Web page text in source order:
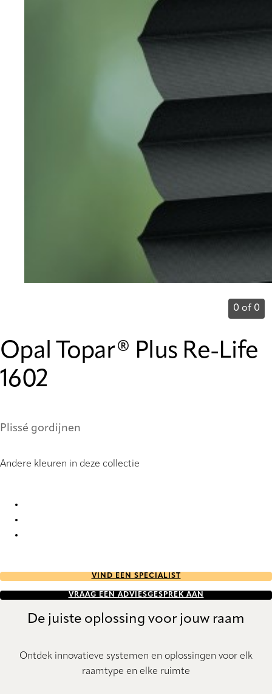
0 of 0
Opal Topar® Plus Re-Life
1602
Plissé gordijnen
Andere kleuren in deze collectie
VIND EEN SPECIALIST
VRAAG EEN ADVIESGESPREK AAN
De juiste oplossing voor jouw raam
Ontdek innovatieve systemen en oplossingen voor elk
raamtype en elke ruimte